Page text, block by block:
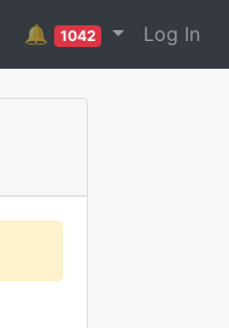
🔔 1042 Log In